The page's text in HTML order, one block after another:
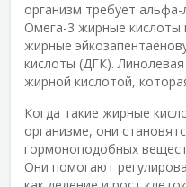
организм требует
Омега-3 жирные кислоты
жирные
кислоты (ДГК).
жирной кислотой,
Когда такие жирные
организме, они
гормоноподобных
Они помогают